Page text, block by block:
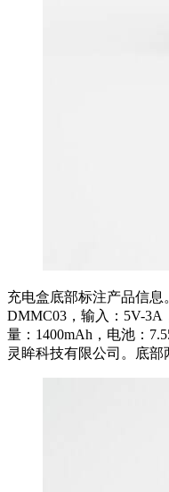
充电盒底部标注产品信息
DMMC03，输入：5V-3A
量：1400mAh，电池：
灵眸科技有限公司。底部